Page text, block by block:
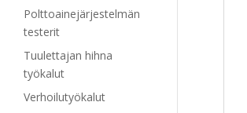
Polttoainejärjestelmän
testerit
Tuulettajan hihna
työkalut
Verhoilutyökalut